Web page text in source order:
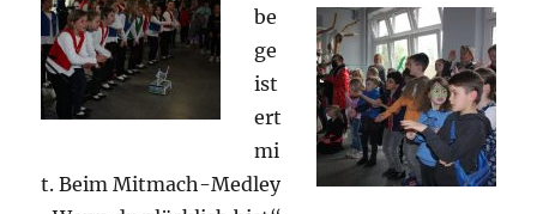
be
ge
ist
ert
mi
t. Beim Mitmach-Medley